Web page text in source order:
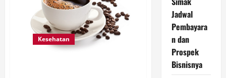
Aman
Dikonsumsi
dalam
Sehari
Kesehatan
Jadwal
Pembayara
n dan
Prospek
Bisnisnya